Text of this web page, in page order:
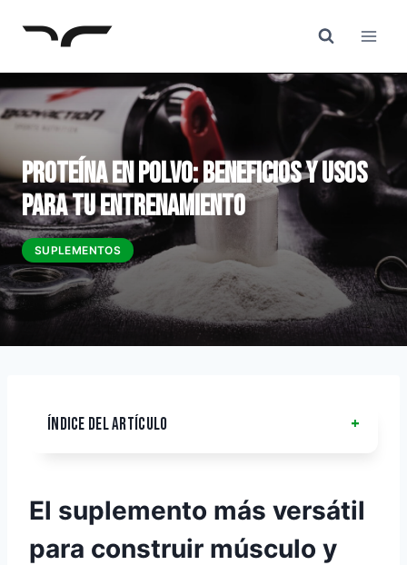
SUPLEMENTOS
Proteína en Polvo: Beneficios y Usos
para tu Entrenamiento
ÍNDICE DEL ARTÍCULO
El suplemento más versátil
para construir músculo y